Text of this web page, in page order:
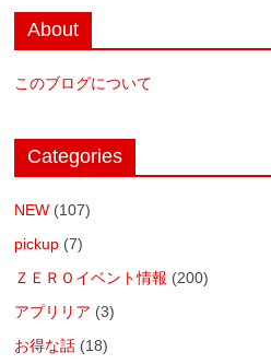
About
このブログについて
Categories
NEW (107)
pickup (7)
ＺＥＲＯイベント情報 (200)
アプリリア (3)
お得な話 (18)